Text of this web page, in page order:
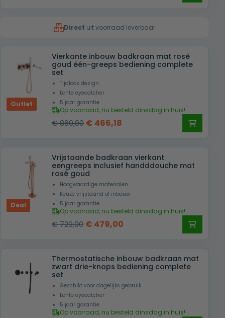
€ 379,00.€ 279,00.
Direct uit voorraad leverbaar
Vierkante inbouw badkraan mat rosé
goud één-greeps bediening complete
set
Tijdloos design
Echte eyecatcher
5 jaar garantie
Op voorraad, nu besteld dinsdag in huis!
€869,00 Oorspronkelijke
was:
€ 869,00.
€ 466,18
is:
€ 466,18.
Outlet
Vrijstaande badkraan vierkant
eengreeps inclusief handddouche mat
rosé goud
Hoogwaardige materialen
Keuze vrijstaand of inbouw
5 jaar garantie
Op voorraad, nu besteld dinsdag in huis!
€729,00 Oorspronkelijke
was:
€ 729,00.
€ 479,00
is:
€ 479,00.
Deal
Thermostatische inbouw badkraan mat
zwart drie-knops bediening complete
set
Geschikt voor dagelijks gebruik
Echte eyecatcher
5 jaar garantie
Op voorraad, nu besteld dinsdag in huis!